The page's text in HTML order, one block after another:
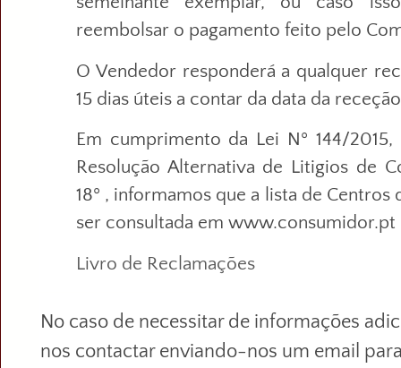
reembolsar o pagamento feito pelo
O Vendedor responderá a qualquer
15 dias úteis a contar da data da
Em cumprimento da Lei Nº 144/
Resolução Alternativa de Litigios de
18º , informamos que a lista de
ser consultada em www.consumidor.pt
Livro de Reclamações
No caso de necessitar de informações
nos contactar enviando-nos um email